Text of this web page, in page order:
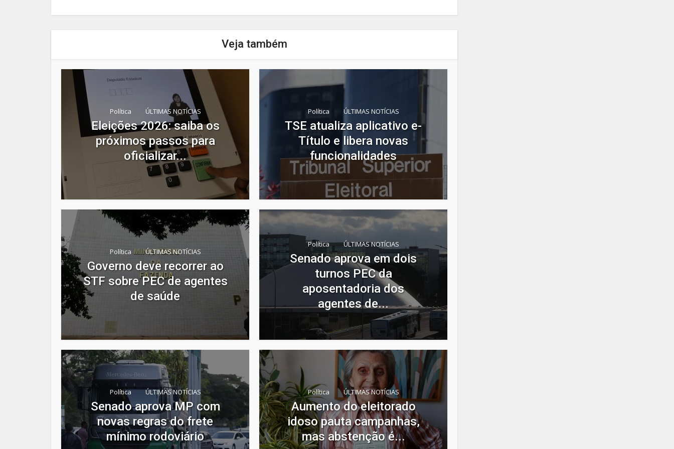
Veja também
Política ÚLTIMAS NOTÍCIAS
Eleições 2026: saiba os
próximos passos para
oficializar...
Política ÚLTIMAS NOTÍCIAS
TSE atualiza aplicativo e-
Título e libera novas
funcionalidades
Política ÚLTIMAS NOTÍCIAS
Governo deve recorrer ao
STF sobre PEC de agentes
de saúde
Política ÚLTIMAS NOTÍCIAS
Senado aprova em dois
turnos PEC da
aposentadoria dos
agentes de...
Política ÚLTIMAS NOTÍCIAS
Senado aprova MP com
novas regras do frete
mínimo rodoviário
Política ÚLTIMAS NOTÍCIAS
Aumento do eleitorado
idoso pauta campanhas,
mas abstenção é...